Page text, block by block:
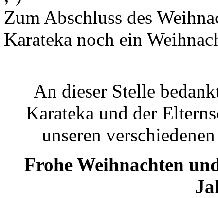
Zum Abschluss des
Karateka noch ein
An dieser Stelle
Karateka und der
unseren
Frohe Weihnachten